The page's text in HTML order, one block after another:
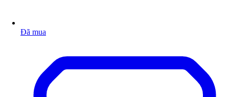
Đã mua